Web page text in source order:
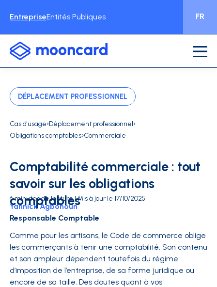
EntrepriseEntités Publiques FR
DÉPLACEMENT PROFESSIONNEL
Cas d'usage›Déplacement professionnel›
Obligations comptables›Commerciale
Comptabilité commerciale : tout
savoir sur les obligations
comptables
6 minutes de lecture | Mis à jour le 17/10/2025
Yannick Agbohoun
Responsable Comptable
Comme pour les artisans, le Code de commerce oblige
les commerçants à tenir une comptabilité. Son contenu
et son ampleur dépendent toutefois du régime
d’imposition de l’entreprise, de sa forme juridique ou
encore de sa taille. Des doutes quant à vos